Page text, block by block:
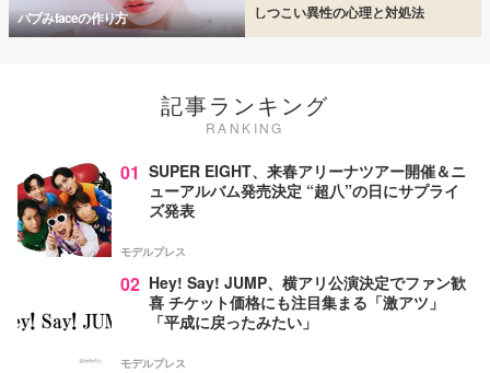
バブみfaceの作り方 しつこい異性の心理と対処法
記事ランキング
RANKING
01 SUPER EIGHT、来春アリーナツアー開催＆ニ
ューアルバム発売決定 “超八”の日にサプライ
ズ発表
モデルプレス
02 Hey! Say! JUMP、横アリ公演決定でファン歓
喜 チケット価格にも注目集まる「激アツ」
「平成に戻ったみたい」
モデルプレス